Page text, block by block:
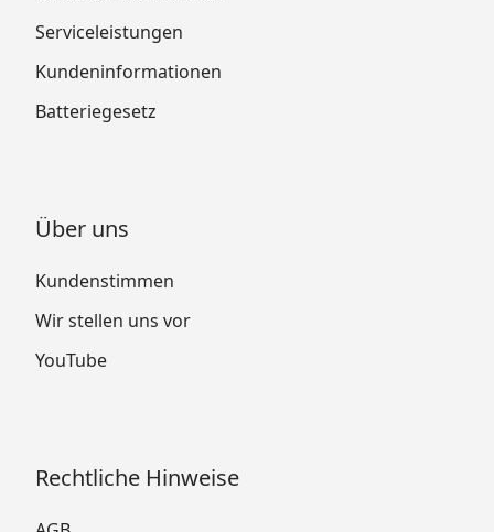
Serviceleistungen
Kundeninformationen
Batteriegesetz
Über uns
Kundenstimmen
Wir stellen uns vor
YouTube
Rechtliche Hinweise